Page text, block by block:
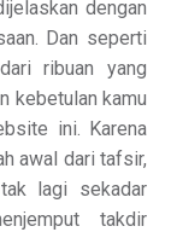
dengan
Dan seperti
ribuan yang
kebetulan kamu
ini. Karena
awal dari tafsir,
lagi sekadar
takdir